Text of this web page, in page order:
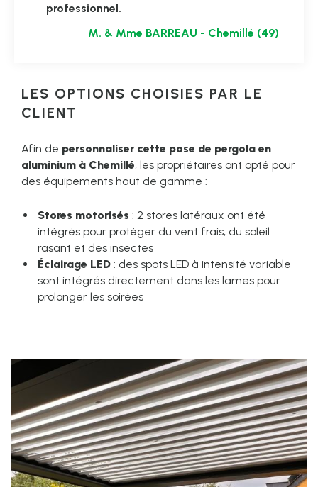
professionnel.
M. & Mme BARREAU - Chemillé (49)
LES OPTIONS CHOISIES PAR LE
CLIENT
Afin de personnaliser cette pose de pergola en
aluminium à Chemillé, les propriétaires ont opté pour
des équipements haut de gamme :
Stores motorisés : 2 stores latéraux ont été
intégrés pour protéger du vent frais, du soleil
rasant et des insectes
Éclairage LED : des spots LED à intensité variable
sont intégrés directement dans les lames pour
prolonger les soirées